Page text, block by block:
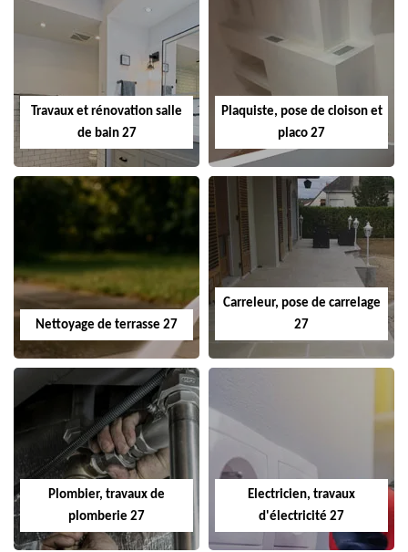
Travaux et rénovation salle
de bain 27
Plaquiste, pose de cloison et
placo 27
Nettoyage de terrasse 27
Carreleur, pose de carrelage
27
Plombier, travaux de
plomberie 27
Electricien, travaux
d'électricité 27